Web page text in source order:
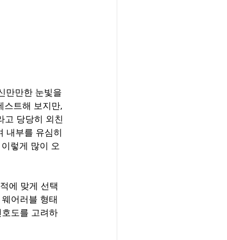
만만한 눈빛을
스트해 보지만,
고 당당히 외친
내부를 유심히
렇게 많이 오
에 맞게 선택
어러블 형태
도를 고려하